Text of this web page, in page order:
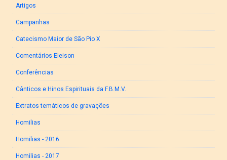
Artigos
Campanhas
Catecismo Maior de São Pio X
Comentários Eleison
Conferências
Cânticos e Hinos Espirituais da F.B.M.V.
Extratos temáticos de gravações
Homilias
Homilias - 2016
Homilias - 2017